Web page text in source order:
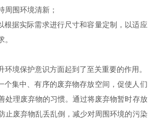
周围环境清新；
据实际需求进行尺寸和容量定制，以适应
。
境保护意识方面起到了至关重要的作用。
集中、有序的废弃物存放空间，促使人们
处理废弃物的习惯。通过将废弃物暂时存放
止废弃物乱丢乱倒，减少对周围环境的污染